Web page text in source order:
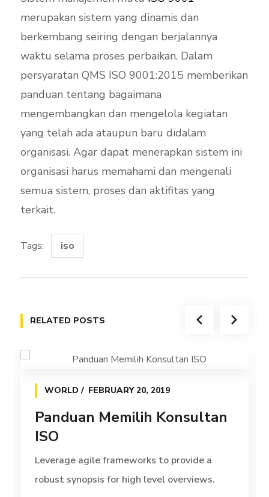
merupakan sistem yang dinamis dan
berkembang seiring dengan berjalannya
waktu selama proses perbaikan. Dalam
persyaratan QMS ISO 9001:2015 memberikan
panduan tentang bagaimana
mengembangkan dan mengelola kegiatan
yang telah ada ataupun baru didalam
organisasi. Agar dapat menerapkan sistem ini
organisasi harus memahami dan mengenali
semua sistem, proses dan aktifitas yang
terkait.
Tags: iso
RELATED POSTS
WORLD FEBRUARY 20, 2019
Panduan Memilih Konsultan
ISO
Leverage agile frameworks to provide a
robust synopsis for high level overviews.